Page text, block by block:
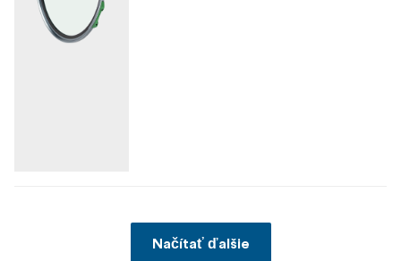
Načítať ďalšie